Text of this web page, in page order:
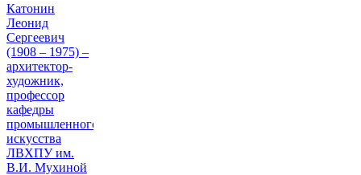
Катонин
Леонид
Сергеевич
(1908 – 1975) –
архитектор-
художник,
профессор
кафедры
промышленного
искусства
ЛВХПУ им.
В.И. Мухиной